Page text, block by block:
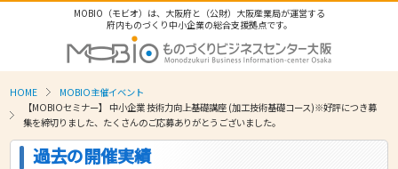
MOBIO（モビオ）は、大阪府と（公財）大阪産業局が運営する
府内ものづくり中小企業の総合支援拠点です。
HOME
MOBIO主催イベント
【MOBIOセミナー】 中小企業 技術力向上基礎講座 (加工技術基礎コース)※好評につき募
集を締切りました、たくさんのご応募ありがとうございました。
過去の開催実績